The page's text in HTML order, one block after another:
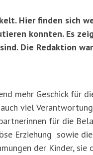
Hier finden sich
konnten. Es
Die Redaktion
mehr Geschick für
viel
für die
Erziehung sowie
der Kinder, sie